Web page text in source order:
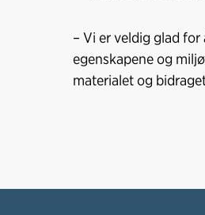
– Vi er veldig glad
egenskapene og
materialet og